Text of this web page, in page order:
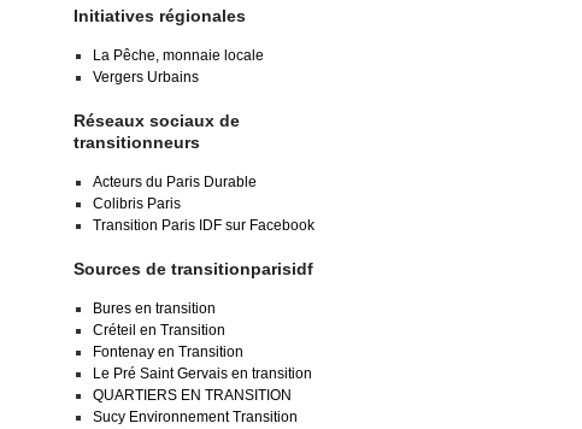
Initiatives régionales
La Pêche, monnaie locale
Vergers Urbains
Réseaux sociaux de
transitionneurs
Acteurs du Paris Durable
Colibris Paris
Transition Paris IDF sur Facebook
Sources de transitionparisidf
Bures en transition
Créteil en Transition
Fontenay en Transition
Le Pré Saint Gervais en transition
QUARTIERS EN TRANSITION
Sucy Environnement Transition